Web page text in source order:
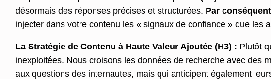
désormais des réponses précises et structurées. Par conséquent
injecter dans votre contenu les « signaux de confiance » que les
La Stratégie de Contenu à Haute Valeur Ajoutée (H3) : Plutôt
inexploitées. Nous croisons les données de recherche avec des
aux questions des internautes, mais qui anticipent également